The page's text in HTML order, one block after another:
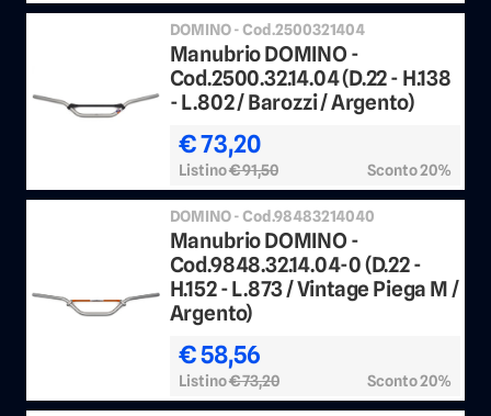
DOMINO - Cod.2500321404
Manubrio DOMINO -
Cod.2500.32.14.04 (D.22 - H.138
- L.802 / Barozzi / Argento)
€ 73,20
Listino€ 91,50 Sconto 20%
DOMINO - Cod.98483214040
Manubrio DOMINO -
Cod.9848.32.14.04-0 (D.22 -
H.152 - L.873 / Vintage Piega M /
Argento)
€ 58,56
Listino€ 73,20 Sconto 20%